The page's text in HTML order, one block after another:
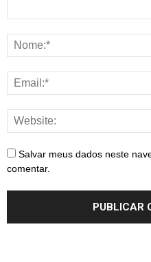
Salvar meus dados neste
comentar.